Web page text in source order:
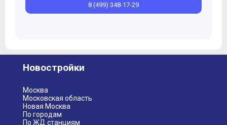
8 (499) 348-17-29
Новостройки
Москва
Московская область
Новая Москва
По городам
По ЖД станциям